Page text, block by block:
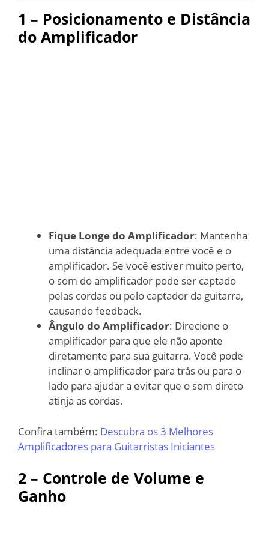
1 – Posicionamento e Distância
do Amplificador
Fique Longe do Amplificador: Mantenha
uma distância adequada entre você e o
amplificador. Se você estiver muito perto,
o som do amplificador pode ser captado
pelas cordas ou pelo captador da guitarra,
causando feedback.
Ângulo do Amplificador: Direcione o
amplificador para que ele não aponte
diretamente para sua guitarra. Você pode
inclinar o amplificador para trás ou para o
lado para ajudar a evitar que o som direto
atinja as cordas.
Confira também: Descubra os 3 Melhores
Amplificadores para Guitarristas Iniciantes
2 – Controle de Volume e
Ganho